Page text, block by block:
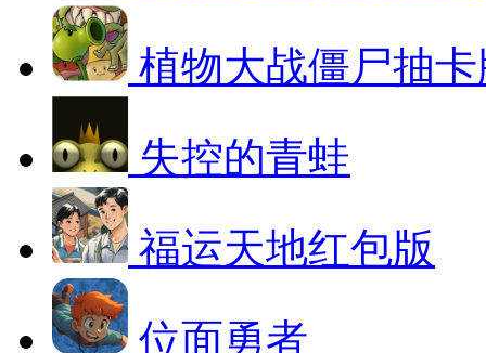
植物大战僵尸抽
失控的青蛙
福运天地红包版
位面勇者